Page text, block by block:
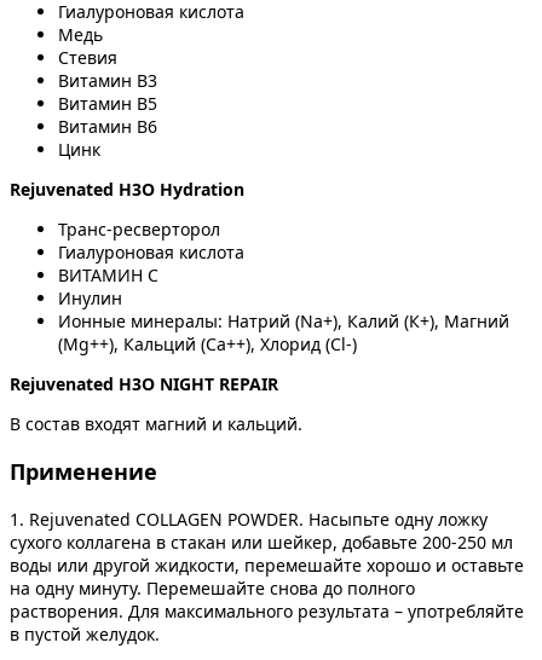
Гиалуроновая кислота
Медь
Стевия
Витамин В3
Витамин В5
Витамин В6
Цинк
Rejuvenated H3O Hydration
Транс-ресверторол
Гиалуроновая кислота
ВИТАМИН С
Инулин
Ионные минералы: Натрий (Na+), Калий (К+), Магний
(Mg++), Кальций (Ca++), Хлорид (Cl-)
Rejuvenated H3O NIGHT REPAIR
В состав входят магний и кальций.
Применение
1. Rejuvenated СOLLAGEN POWDER. Насыпьте одну ложку
сухого коллагена в стакан или шейкер, добавьте 200-250 мл
воды или другой жидкости, перемешайте хорошо и оставьте
на одну минуту. Перемешайте снова до полного
растворения. Для максимального результата – употребляйте
в пустой желудок.